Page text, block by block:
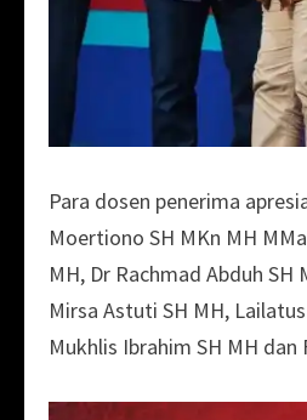
Para dosen penerima
Moertiono SH MKn MH
MH, Dr Rachmad Abduh
Mirsa Astuti SH MH,
Mukhlis Ibrahim SH MH dan